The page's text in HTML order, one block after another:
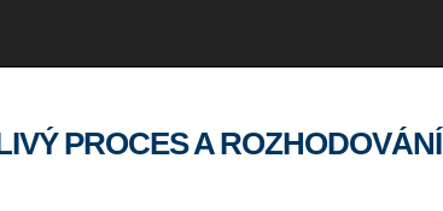
PROCES A ROZHODOVÁNÍ